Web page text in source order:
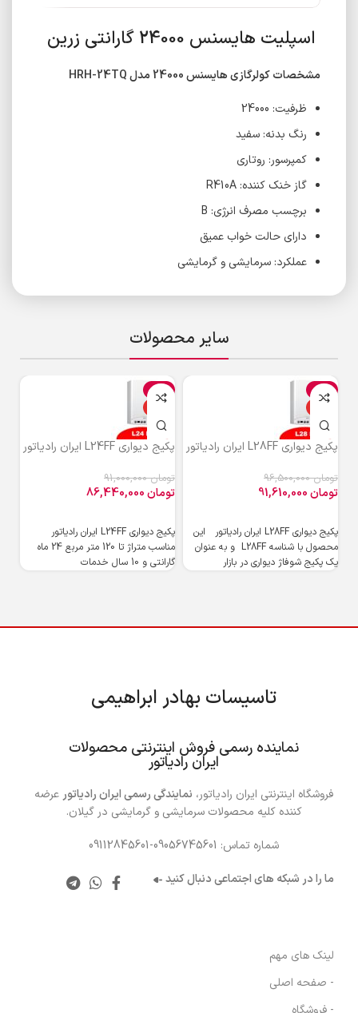
اسپلیت هایسنس 24000 گارانتی زرین
مشخصات کولرگازی هایسنس 24000 مدل HRH-24TQ
ظرفیت: 24000
رنگ بدنه: سفید
کمپرسور: روتاری
گاز خنک کننده: R410A
برچسب مصرف انرژی: B
دارای حالت خواب عمیق
عملکرد: سرمایشی و گرمایشی
سایر محصولات
-5%
پکیج دیواری L28FF ایران رادیاتور
تومان96,500,000
تومان
پکیج دیواری L28FF ایران رادیاتور این
محصول با شناسه L28FF و به ‌عنوان
یک پکیج شوفاژ دیواری در بازار
-5%
پکیج دیواری L24FF ایران رادیاتور
تومان91,000,000
تومان
پکیج دیواری L24FF ایران رادیاتور
مناسب متراژ تا 120 متر مربع 24 ماه
گارانتی و 10 سال خدمات
تاسیسات بهادر ابراهیمی
نماینده رسمی فروش اینترنتی محصولات
ایران رادیاتور
فروشگاه اینترنتی ایران رادیاتور، نمایندگی رسمی ایران رادیاتور عرضه
کننده کلیه محصولات سرمایشی و گرمایشی در گیلان.
شماره تماس: 09056745601-09112845601
ما را در شبکه های اجتماعی دنبال کنید
لینک های مهم
- صفحه اصلی